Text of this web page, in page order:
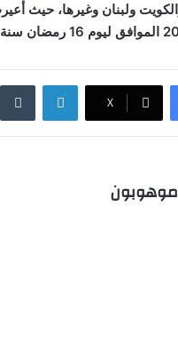
ولبنان وغيرها، حيث
‫X
لينكدإن
موهوبون